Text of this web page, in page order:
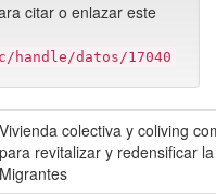
citar o enlazar este
handle/datos/17040
Vivienda colectiva y coliving
para revitalizar y redensificar
Migrantes